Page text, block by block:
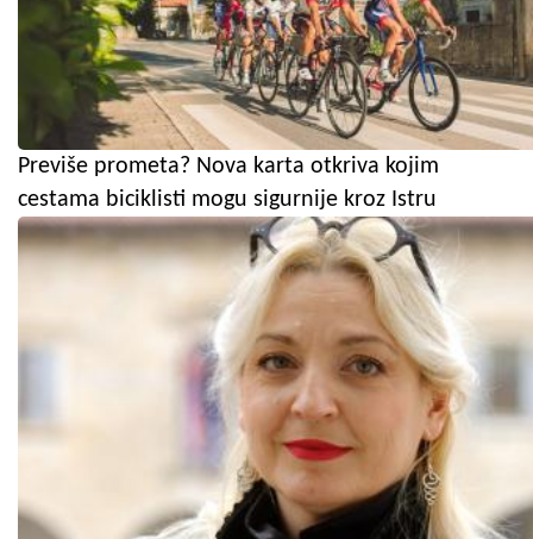
Previše prometa? Nova karta otkriva kojim
cestama biciklisti mogu sigurnije kroz Istru